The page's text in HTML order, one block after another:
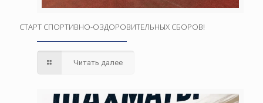
СТАРТ СПОРТИВНО-ОЗДОРОВИТЕЛЬНЫХ СБОРОВ!
Читать далее